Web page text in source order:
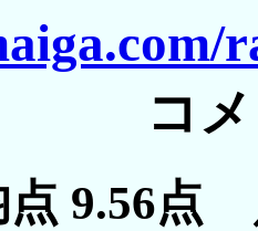
コ
点 9.56点